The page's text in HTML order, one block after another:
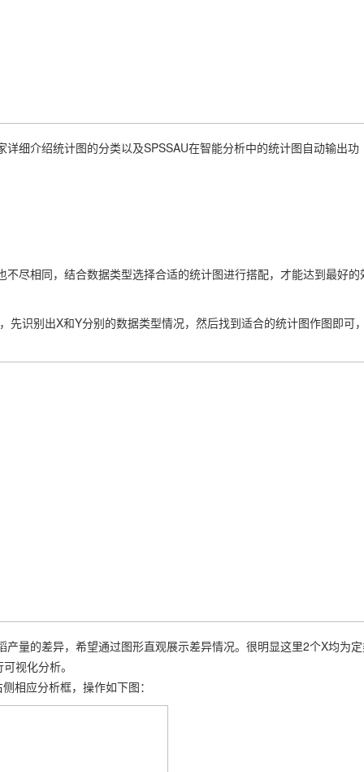
细介绍统计图的分类以及SPSSAU在智能分析中的统计图自动输出功
尽相同，结合数据类型选择合适的统计图进行搭配，才能达到最好的
先识别出X和Y分别的数据类型情况，然后找到适合的统计图作图即可
量的差异，希望通过图形直观展示差异情况。很明显这里2个X均为
视化分析。
相应分析框，操作如下图：